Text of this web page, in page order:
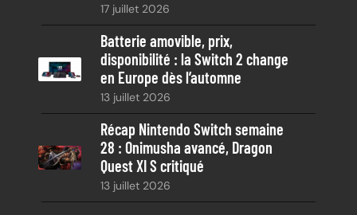
17 juillet 2026
Batterie amovible, prix,
disponibilité : la Switch 2 change
en Europe dès l’automne
13 juillet 2026
Récap Nintendo Switch semaine
28 : Onimusha avancé, Dragon
Quest XI S critiqué
13 juillet 2026